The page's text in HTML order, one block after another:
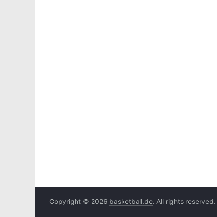
Copyright © 2026 basketball.de. All rights reserved.